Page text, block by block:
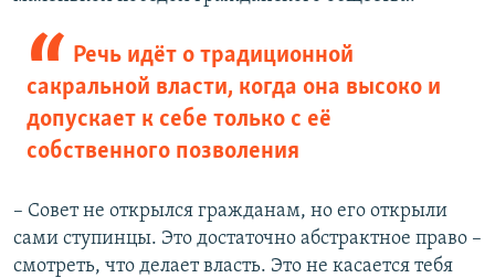
Речь идёт о традиционной
сакральной власти, когда она высоко и
допускает к себе только с её
собственного позволения
– Совет не открылся гражданам, но его открыли
сами ступинцы. Это достаточно абстрактное право –
смотреть, что делает власть. Это не касается тебя